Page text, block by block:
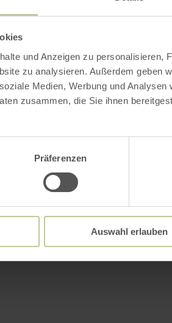
und Anzeigen zu personalisieren,
zu analysieren. Außerdem geben
Medien, Werbung und
zusammen, die Sie ihnen
Präferenzen
Auswahl erlauben